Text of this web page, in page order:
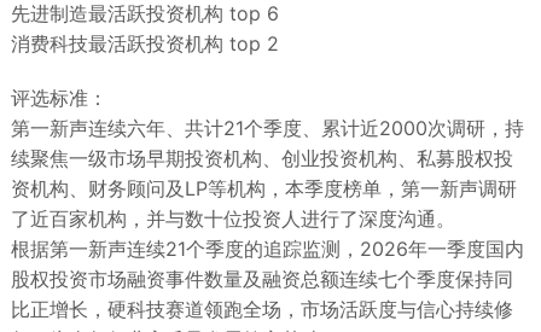
先进制造最活跃投资机构 top 6
消费科技最活跃投资机构 top 2
评选标准：
第一新声连续六年、共计21个季度、累计近2000次调研，持
续聚焦一级市场早期投资机构、创业投资机构、私募股权投
资机构、财务顾问及LP等机构，本季度榜单，第一新声调研
了近百家机构，并与数十位投资人进行了深度沟通。
根据第一新声连续21个季度的追踪监测，2026年一季度国内
股权投资市场融资事件数量及融资总额连续七个季度保持同
比正增长，硬科技赛道领跑全场，市场活跃度与信心持续修